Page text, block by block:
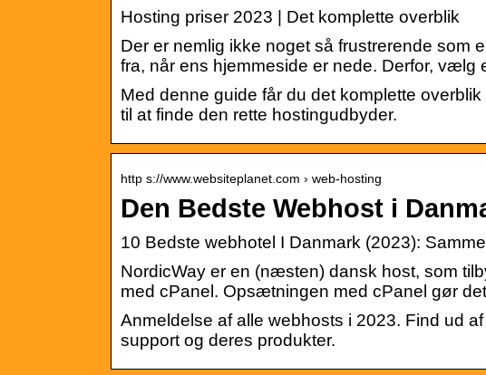
Hosting priser 2023 | Det komplette overblik
Der er nemlig ikke noget så frustrerende som
fra, når ens hjemmeside er nede. Derfor,
Med denne guide får du det komplette
til at finde den rette hostingudbyder.
http s://www.websiteplanet.com › web-hosting
Den Bedste Webhost i
10 Bedste webhotel I Danmark (2023):
NordicWay er en (næsten) dansk host, som
med cPanel. Opsætningen med cPanel gør
Anmeldelse af alle webhosts i 2023. Find ud
support og deres produkter.